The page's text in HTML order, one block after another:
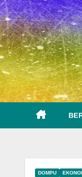
DOMPU